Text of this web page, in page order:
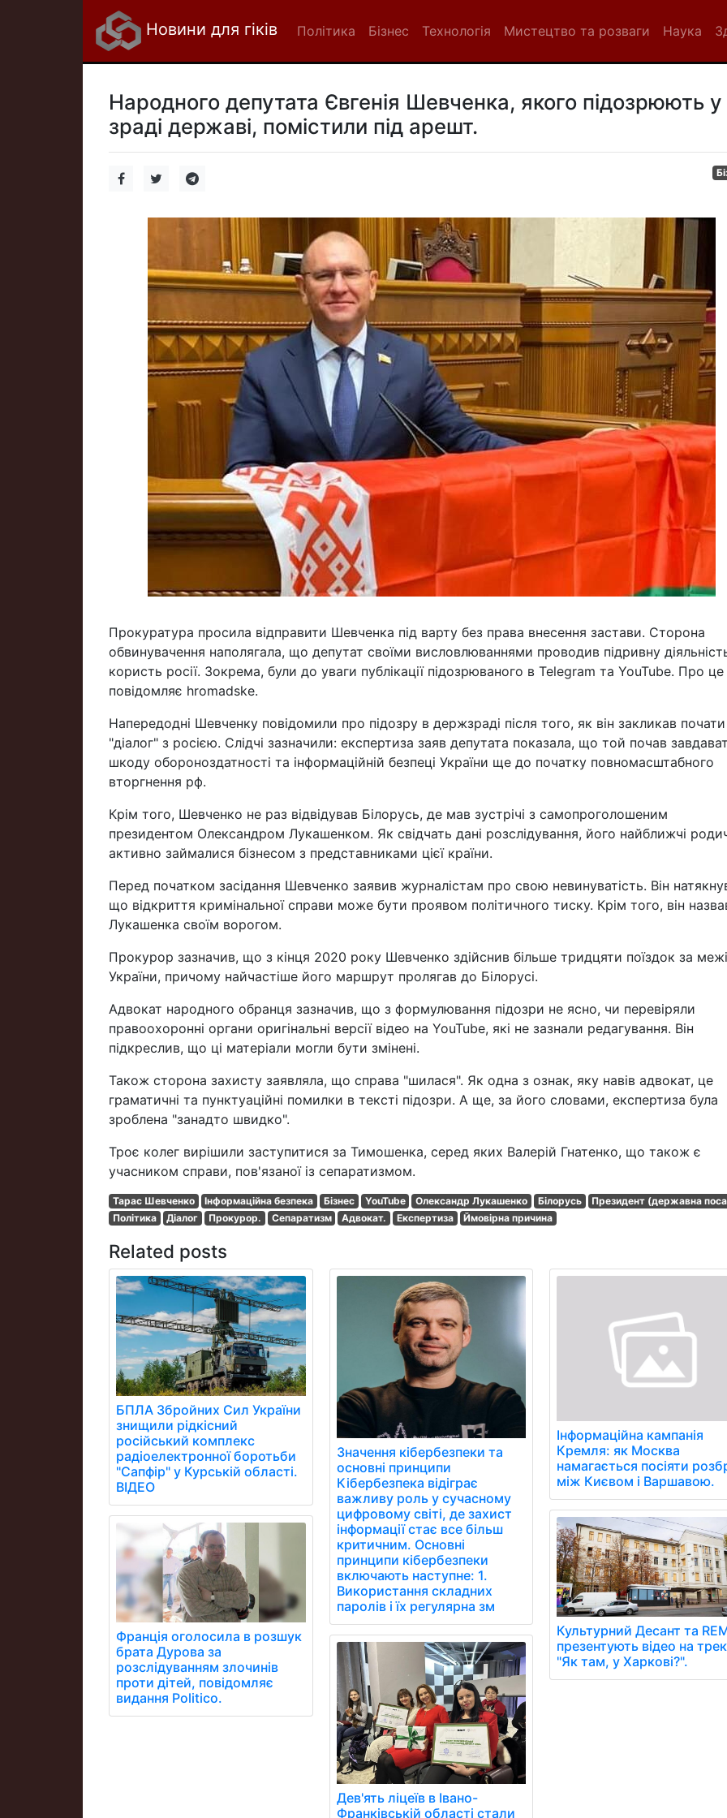
Новини для гіків Політика Бізнес Технологія Мистецтво та розваги Наука
Народного депутата Євгенія Шевченка, якого підозрюють у
зраді державі, помістили під арешт.
Прокуратура просила відправити Шевченка під варту без права внесення застави. Сторона
обвинувачення наполягала, що депутат своїми висловлюваннями проводив підривну
користь росії. Зокрема, були до уваги публікації підозрюваного в Telegram та YouTube. Про це
повідомляє hromadske.
Напередодні Шевченку повідомили про підозру в держзраді після того, як він закликав почати
"діалог" з росією. Слідчі зазначили: експертиза заяв депутата показала, що той почав
шкоду обороноздатності та інформаційній безпеці України ще до початку повномасштабного
вторгнення рф.
Крім того, Шевченко не раз відвідував Білорусь, де мав зустрічі з самопроголошеним
президентом Олександром Лукашенком. Як свідчать дані розслідування, його найближчі
активно займалися бізнесом з представниками цієї країни.
Перед початком засідання Шевченко заявив журналістам про свою невинуватість. Він
що відкриття кримінальної справи може бути проявом політичного тиску. Крім того, він
Лукашенка своїм ворогом.
Прокурор зазначив, що з кінця 2020 року Шевченко здійснив більше тридцяти поїздок за межі
України, причому найчастіше його маршрут пролягав до Білорусі.
Адвокат народного обранця зазначив, що з формулювання підозри не ясно, чи перевіряли
правоохоронні органи оригінальні версії відео на YouTube, які не зазнали редагування. Він
підкреслив, що ці матеріали могли бути змінені.
Також сторона захисту заявляла, що справа "шилася". Як одна з ознак, яку навів адвокат, це
граматичні та пунктуаційні помилки в тексті підозри. А ще, за його словами, експертиза була
зроблена "занадто швидко".
Троє колег вирішили заступитися за Тимошенка, серед яких Валерій Гнатенко, що також є
учасником справи, пов'язаної із сепаратизмом.
Тарас Шевченко Інформаційна безпека Бізнес YouTube Олександр Лукашенко Білорусь
Президент (державна
Політика
Діалог Прокурор. Сепаратизм Адвокат. Експертиза Ймовірна причина
Related posts
БПЛА Збройних Сил України
знищили рідкісний
російський комплекс
радіоелектронної боротьби
"Сапфір" у Курській області.
ВІДЕО
Франція оголосила в розшук
брата Дурова за
розслідуванням злочинів
проти дітей, повідомляє
видання Politico.
Значення кібербезпеки та
основні принципи
Кібербезпека відіграє
важливу роль у сучасному
цифровому світі, де захист
інформації стає все більш
критичним. Основні
принципи кібербезпеки
включають наступне: 1.
Використання складних
паролів і їх регулярна зм
Дев'ять ліцеїв в Івано-
Франківській області стали
Інформаційна кампанія
Кремля: як Москва
намагається посіяти
між Києвом і Варшавою.
Культурний Десант та
презентують відео на трек
"Як там, у Харкові?".